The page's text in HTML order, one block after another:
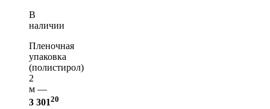
В
наличии
Пленочная
упаковка
(полистирол)
2
м —
3 30120